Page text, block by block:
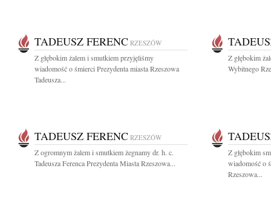
TADEUSZ FERENC RZESZÓW
Z głębokim żalem i smutkiem przyjęliśmy
wiadomość o śmierci Prezydenta miasta Rzeszowa
Tadeusza...
Z głębokim
Wybitnego
TADEUSZ FERENC RZESZÓW
Z ogromnym żalem i smutkiem żegnamy dr. h. c.
Tadeusza Ferenca Prezydenta Miasta Rzeszowa...
Z głębokim
wiadomość o
Rzeszowa...